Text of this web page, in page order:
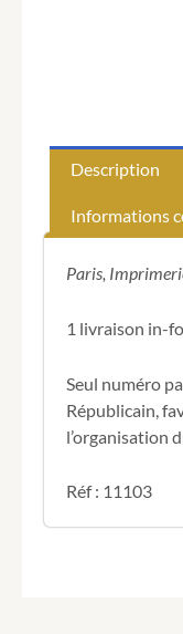
Description
Informations
Paris,
1 livraison in-
Seul numéro
Républicain,
l’organisation
Réf : 11103